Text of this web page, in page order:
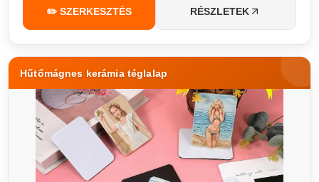
✏️ SZERKESZTÉS RÉSZLETEK
Hűtőmágnes kerámia téglalap